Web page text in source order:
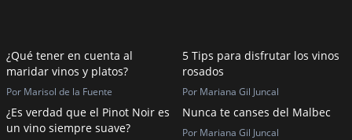
¿Qué tener en cuenta al
maridar vinos y platos?
Por Marisol de la Fuente
5 Tips para disfrutar los vinos
rosados
Por Mariana Gil Juncal
¿Es verdad que el Pinot Noir es
un vino siempre suave?
Nunca te canses del Malbec
Por Mariana Gil Juncal